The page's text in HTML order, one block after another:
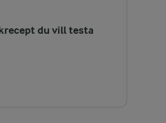
du vill testa